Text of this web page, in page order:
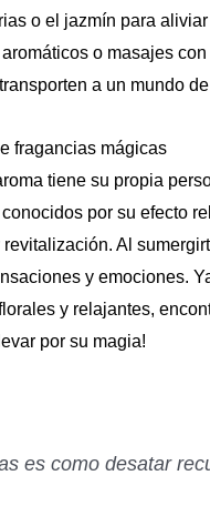
o el jazmín para
o masajes
a un mundo
fragancias mágicas
tiene su propia
por su efecto
Al
y emociones.
y relajantes,
por su magia!
es como desatar